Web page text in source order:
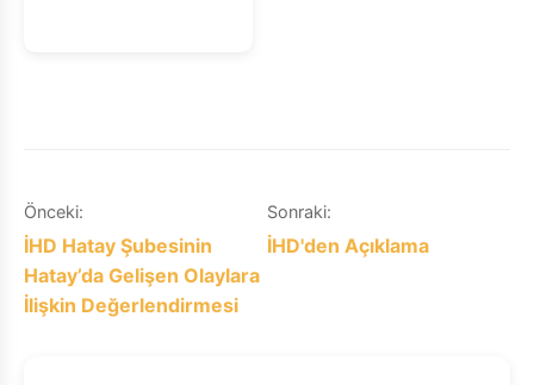
Yazı
gezinmesi
Önceki:
İHD Hatay Şubesinin
Hatay’da Gelişen Olaylara
İlişkin Değerlendirmesi
Sonraki:
İHD'den Açıklama